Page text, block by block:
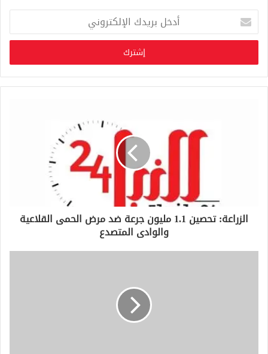
خ
ب
ر
ي
الزراعة: تحصين 1.1 مليون جرعة ضد مرض الحمى القلاعية
والوادى المتصدع